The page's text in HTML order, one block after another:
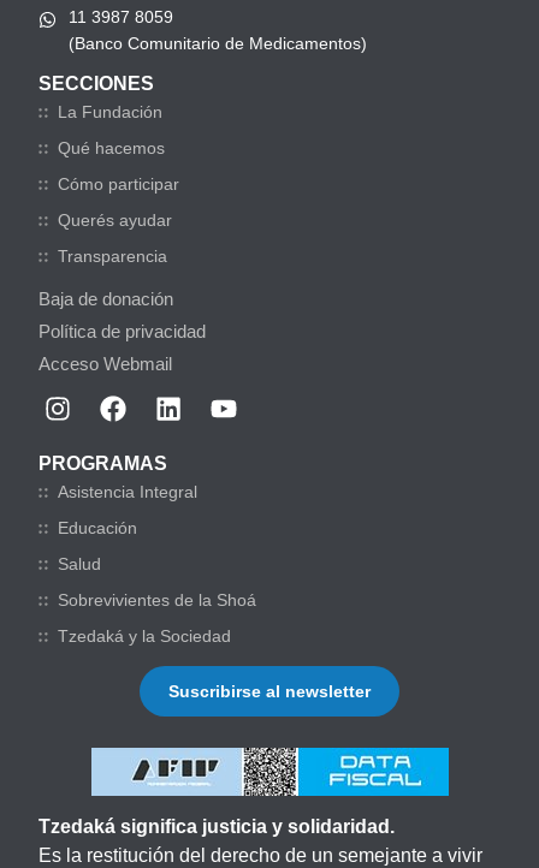
11 3987 8059
(Banco Comunitario de Medicamentos)
SECCIONES
La Fundación
Qué hacemos
Cómo participar
Querés ayudar
Transparencia
Baja de donación
Política de privacidad
Acceso Webmail
PROGRAMAS
Asistencia Integral
Educación
Salud
Sobrevivientes de la Shoá
Tzedaká y la Sociedad
Suscribirse al newsletter
Tzedaká significa justicia y solidaridad.
Es la restitución del derecho de un semejante a vivir